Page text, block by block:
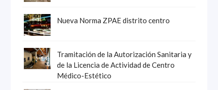
Nueva Norma ZPAE distrito centro
Tramitación de la Autorización Sanitaria y
de la Licencia de Actividad de Centro
Médico-Estético